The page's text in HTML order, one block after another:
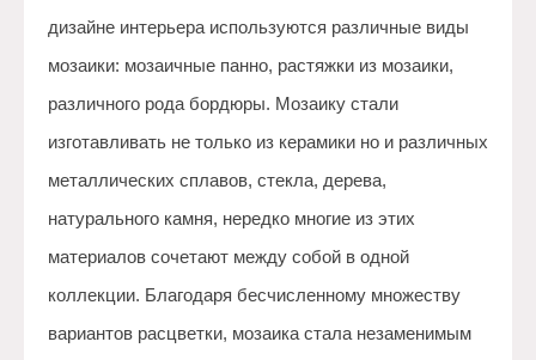
дизайне интерьера используются различные виды
мозаики: мозаичные панно, растяжки из мозаики,
различного рода бордюры. Мозаику стали
изготавливать не только из керамики но и различных
металлических сплавов, стекла, дерева,
натурального камня, нередко многие из этих
материалов сочетают между собой в одной
коллекции. Благодаря бесчисленному множеству
вариантов расцветки, мозаика стала незаменимым